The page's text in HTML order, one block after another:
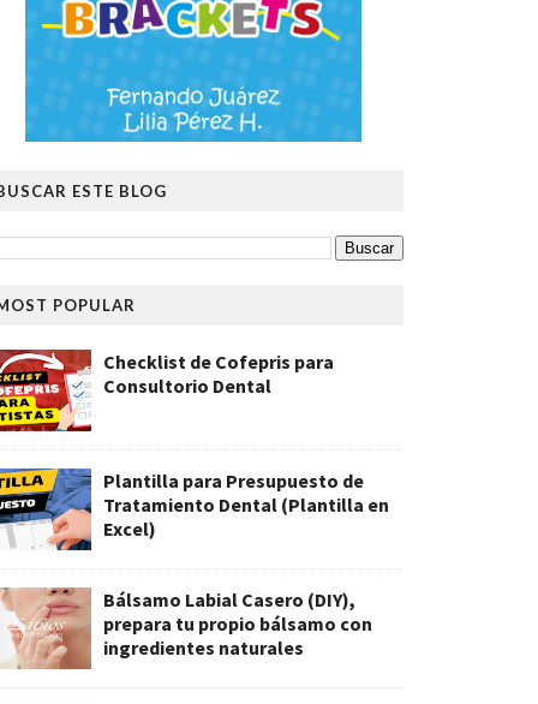
ESTE BLOG
POPULAR
Checklist de Cofepris para
Consultorio Dental
Plantilla para Presupuesto de
Tratamiento Dental (Plantilla en
Excel)
Bálsamo Labial Casero (DIY),
prepara tu propio bálsamo con
ingredientes naturales